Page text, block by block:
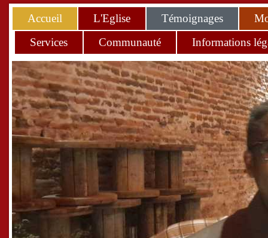
Accueil L'Eglise Témoignages
Services
Communauté Informations